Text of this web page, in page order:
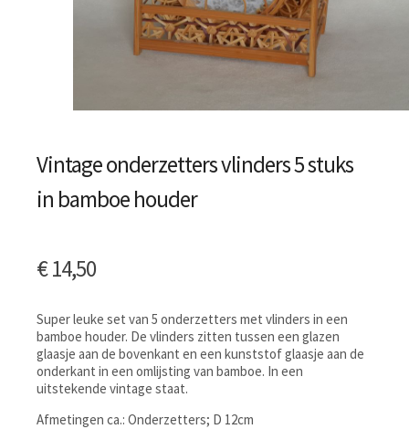
Vintage onderzetters vlinders 5 stuks
in bamboe houder
€14,50
Super leuke set van 5 onderzetters met vlinders in een
bamboe houder. De vlinders zitten tussen een glazen
glaasje aan de bovenkant en een kunststof glaasje aan de
onderkant in een omlijsting van bamboe. In een
uitstekende vintage staat.
Afmetingen ca.: Onderzetters; D 12cm